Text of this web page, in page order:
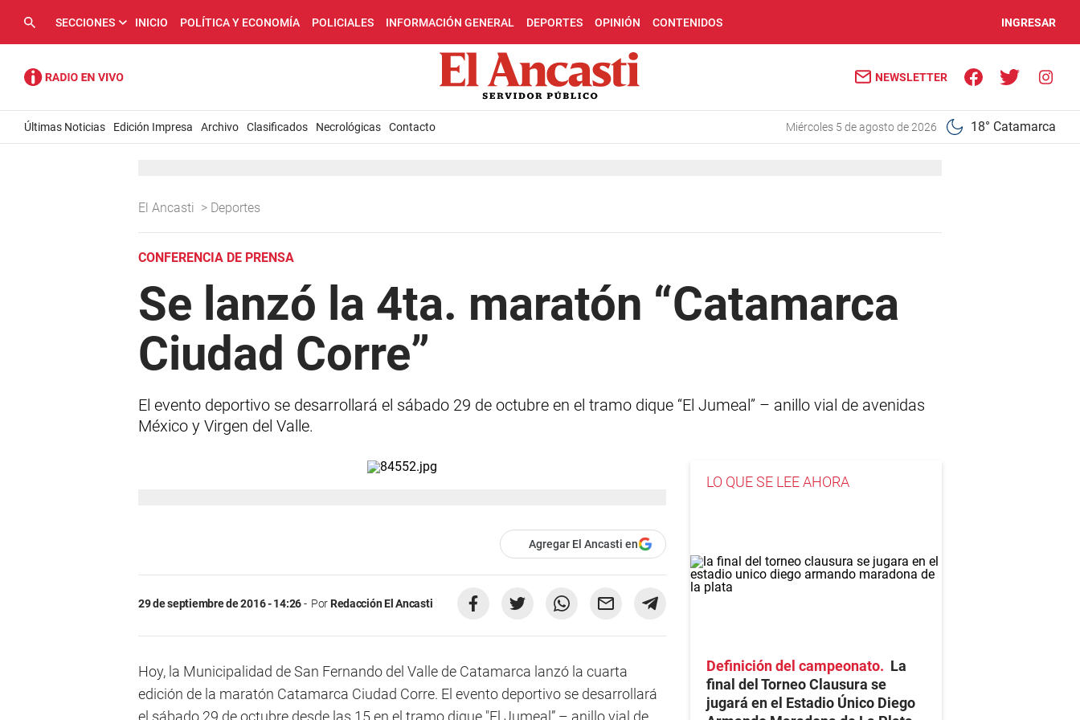
SECCIONES INICIO POLÍTICA Y ECONOMÍA POLICIALES INFORMACIÓN GENERAL DEPORTES OPINIÓN CONTENIDOS INGRESAR
NEWSLETTER
Últimas Noticias Edición Impresa Archivo Clasificados Necrológicas Contacto miércoles 5 de agosto de 2026 18° Catamarca
El Ancasti > Deportes
CONFERENCIA DE PRENSA
Se lanzó la 4ta. maratón “Catamarca
Ciudad Corre”
El evento deportivo se desarrollará el sábado 29 de octubre en el tramo dique “El Jumeal” – anillo vial de avenidas
México y Virgen del Valle.
Agregar El Ancasti en
29 de septiembre de 2016 - 14:26 PorRedacción El Ancasti
Hoy, la Municipalidad de San Fernando del Valle de Catamarca lanzó la cuarta
edición de la maratón Catamarca Ciudad Corre. El evento deportivo se desarrollará
el sábado 29 de octubre desde las 15 en el tramo dique "El Jumeal” – anillo vial de
LO QUE SE LEE AHORA
Definición del campeonato
La
final del Torneo Clausura se
jugará en el Estadio Único Diego